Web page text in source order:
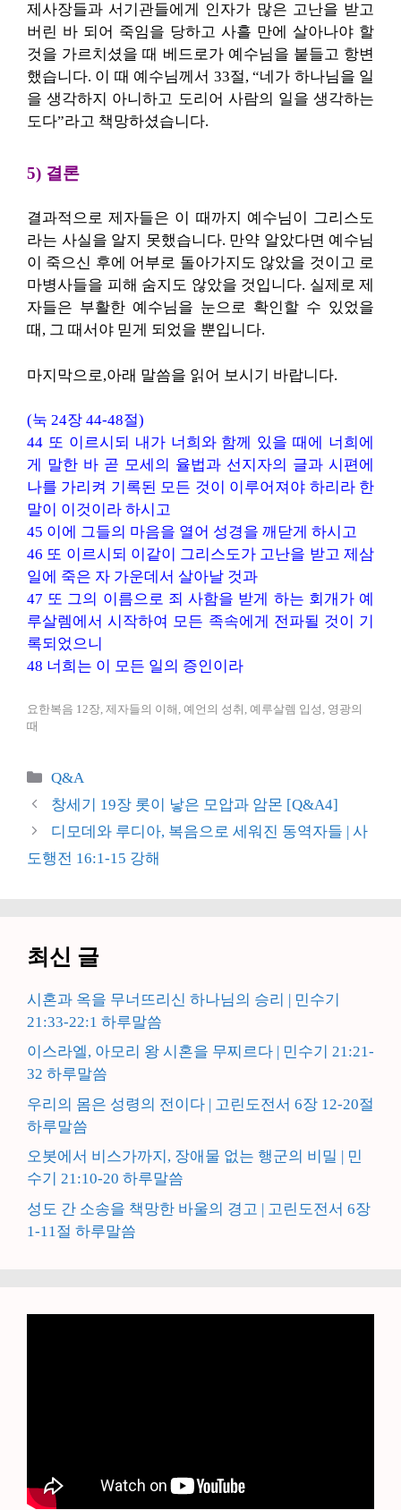
제사장들과 서기관들에게 인자가 많은 고난을 받고
버린 바 되어 죽임을 당하고 사흘 만에 살아나야 할
것을 가르치셨을 때 베드로가 예수님을 붙들고 항변
했습니다. 이 때 예수님께서 33절, “네가 하나님을 일
을 생각하지 아니하고 도리어 사람의 일을 생각하는
도다”라고 책망하셨습니다.
5) 결론
결과적으로 제자들은 이 때까지 예수님이 그리스도
라는 사실을 알지 못했습니다. 만약 알았다면 예수님
이 죽으신 후에 어부로 돌아가지도 않았을 것이고 로
마병사들을 피해 숨지도 않았을 것입니다. 실제로 제
자들은 부활한 예수님을 눈으로 확인할 수 있었을
때, 그 때서야 믿게 되었을 뿐입니다.
마지막으로,아래 말씀을 읽어 보시기 바랍니다.
(눅 24장 44-48절)
44 또 이르시되 내가 너희와 함께 있을 때에 너희에
게 말한 바 곧 모세의 율법과 선지자의 글과 시편에
나를 가리켜 기록된 모든 것이 이루어져야 하리라 한
말이 이것이라 하시고
45 이에 그들의 마음을 열어 성경을 깨닫게 하시고
46 또 이르시되 이같이 그리스도가 고난을 받고 제삼
일에 죽은 자 가운데서 살아날 것과
47 또 그의 이름으로 죄 사함을 받게 하는 회개가 예
루살렘에서 시작하여 모든 족속에게 전파될 것이 기
록되었으니
48 너희는 이 모든 일의 증인이라
요한복음 12장, 제자들의 이해, 예언의 성취, 예루살렘 입성, 영광의
때
카
테
리
Q&A
창세기 19장 롯이 낳은 모압과 암몬 [Q&A4]
디모데와 루디아, 복음으로 세워진 동역자들 | 사
도행전 16:1-15 강해
최신 글
시혼과 옥을 무너뜨리신 하나님의 승리 | 민수기
21:33-22:1 하루말씀
이스라엘, 아모리 왕 시혼을 무찌르다 | 민수기 21:21-
32 하루말씀
우리의 몸은 성령의 전이다 | 고린도전서 6장 12-20절
하루말씀
오봇에서 비스가까지, 장애물 없는 행군의 비밀 | 민
수기 21:10-20 하루말씀
성도 간 소송을 책망한 바울의 경고 | 고린도전서 6장
1-11절 하루말씀